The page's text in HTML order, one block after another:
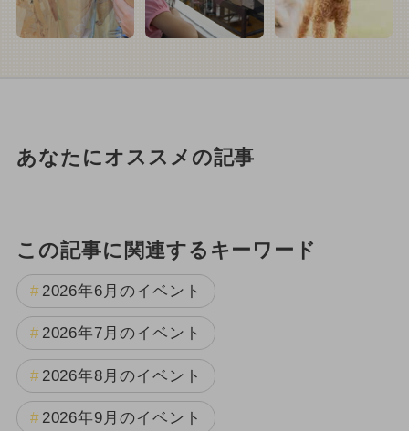
あなたにオススメの記事
この記事に関連するキーワード
2026年6月のイベント
2026年7月のイベント
2026年8月のイベント
2026年9月のイベント